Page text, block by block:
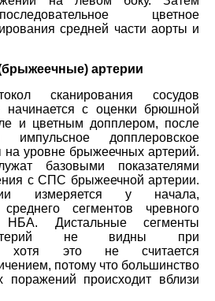
цветное
средней части аорты и
артерии
сканирования сосудов
начинается с оценки брюшной
и цветным допплером, после
импульсное допплеровское
на уровне брыжеечных артерий.
базовыми показателями
с СПС брыжеечной артерии.
измеряется у начала,
сегментов чревного
Дистальные сегменты
не видны при
хотя это не считается
потому что большинство
поражений происходит вблизи